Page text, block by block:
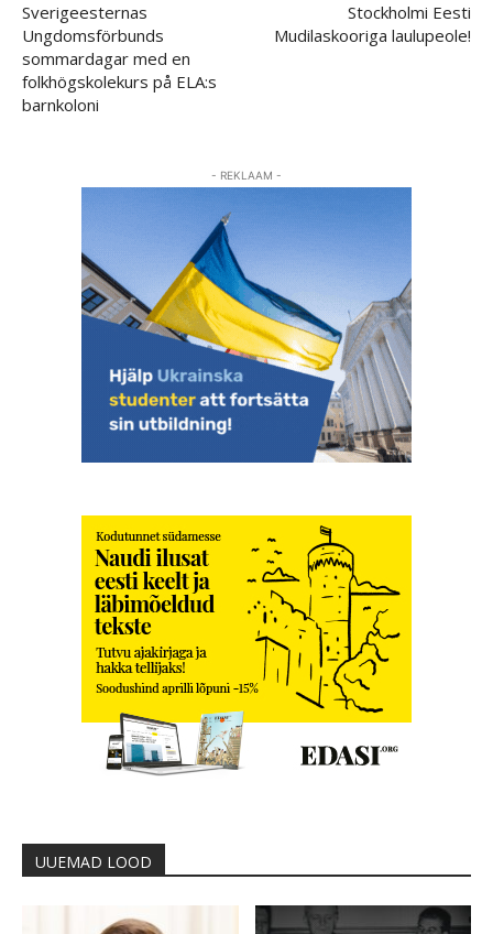
Sverigeesternas
Ungdomsförbunds
sommardagar med en
folkhögskolekurs på ELA:s
barnkoloni
Stockholmi Eesti
Mudilaskooriga laulupeole!
- REKLAAM -
UUEMAD LOOD